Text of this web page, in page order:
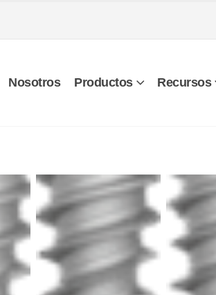
Nosotros Productos Recursos